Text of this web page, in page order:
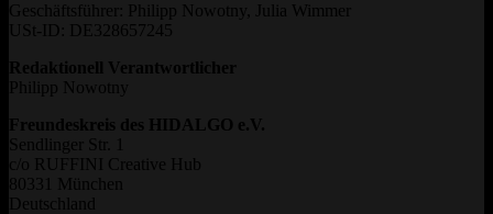
Geschäftsführer: Philipp Nowotny, Julia Wimmer
USt-ID: DE328657245
Redaktionell Verantwortlicher
Philipp Nowotny
Freundeskreis des HIDALGO e.V.
Sendlinger Str. 1
c/o RUFFINI Creative Hub
80331 München
Deutschland